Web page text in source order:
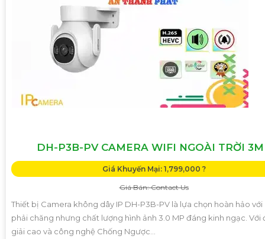
DH-P3B-PV CAMERA WIFI NGOÀI TRỜI
Giá Khuyến Mại: 1,799,000 ?
Giá Bán: Contact Us
Thiết bị Camera không dây IP DH-P3B-PV là lựa chọn hoàn hảo với
phải chăng nhưng chất lượng hình ảnh 3.0 MP đáng kinh ngạc. Với
giải cao và công nghệ Chống Ngược...